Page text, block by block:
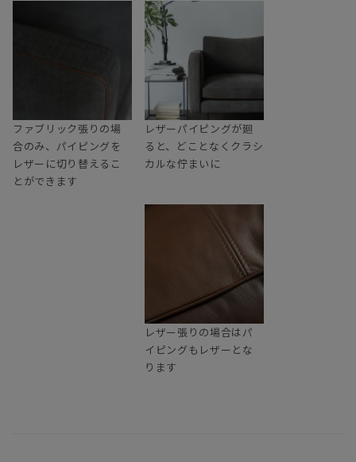
ファブリック張りの場
合のみ、パイピングを
レザーに切り替えるこ
とができます
レザーパイピングが廻
ると、どことなくクラシ
カルな佇まいに
レザー張りの場合はパ
イピングもレザーとな
ります